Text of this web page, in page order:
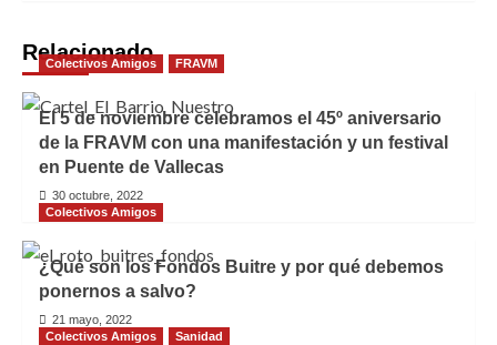
Relacionado
Colectivos Amigos FRAVM
El 5 de noviembre celebramos el 45º aniversario
de la FRAVM con una manifestación y un festival
en Puente de Vallecas
30 octubre, 2022
Colectivos Amigos
¿Qué son los Fondos Buitre y por qué debemos
ponernos a salvo?
21 mayo, 2022
Colectivos Amigos
Sanidad